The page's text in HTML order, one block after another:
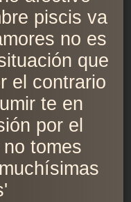
piscis va
no es
que
el contrario
te en
por el
tomes